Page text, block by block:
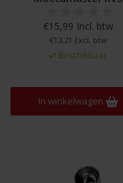
€15,99 Incl. btw
€13,21 Excl. btw
Beschikbaar
In winkelwagen